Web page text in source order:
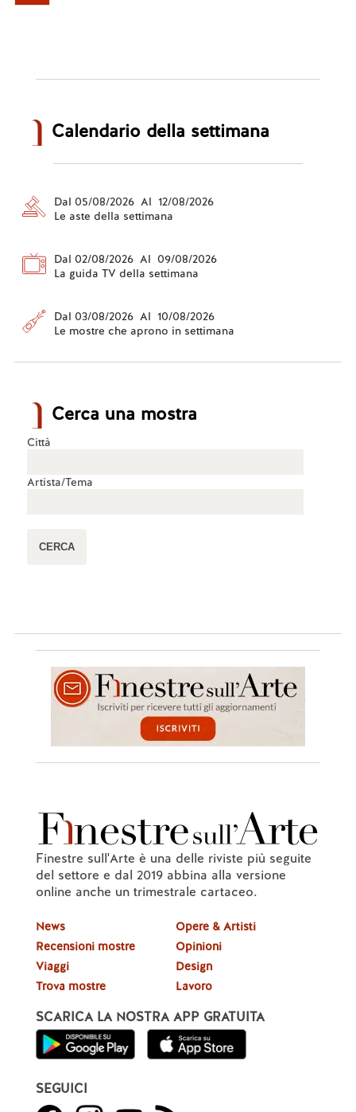
Calendario della settimana
Dal 05/08/2026 Al 12/08/2026
Le aste della settimana
Dal 02/08/2026 Al 09/08/2026
La guida TV della settimana
Dal 03/08/2026 Al 10/08/2026
Le mostre che aprono in settimana
Cerca una mostra
Città
Artista/Tema
Finestre sull'Arte è una delle riviste più seguite
del settore e dal 2019 abbina alla versione
online anche un trimestrale cartaceo.
News
Recensioni mostre
Viaggi
Trova mostre
Opere & Artisti
Opinioni
Design
Lavoro
SCARICA LA NOSTRA APP GRATUITA
SEGUICI